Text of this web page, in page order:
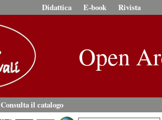
Didattica E-book Rivista
Open
Consulta il catalogo